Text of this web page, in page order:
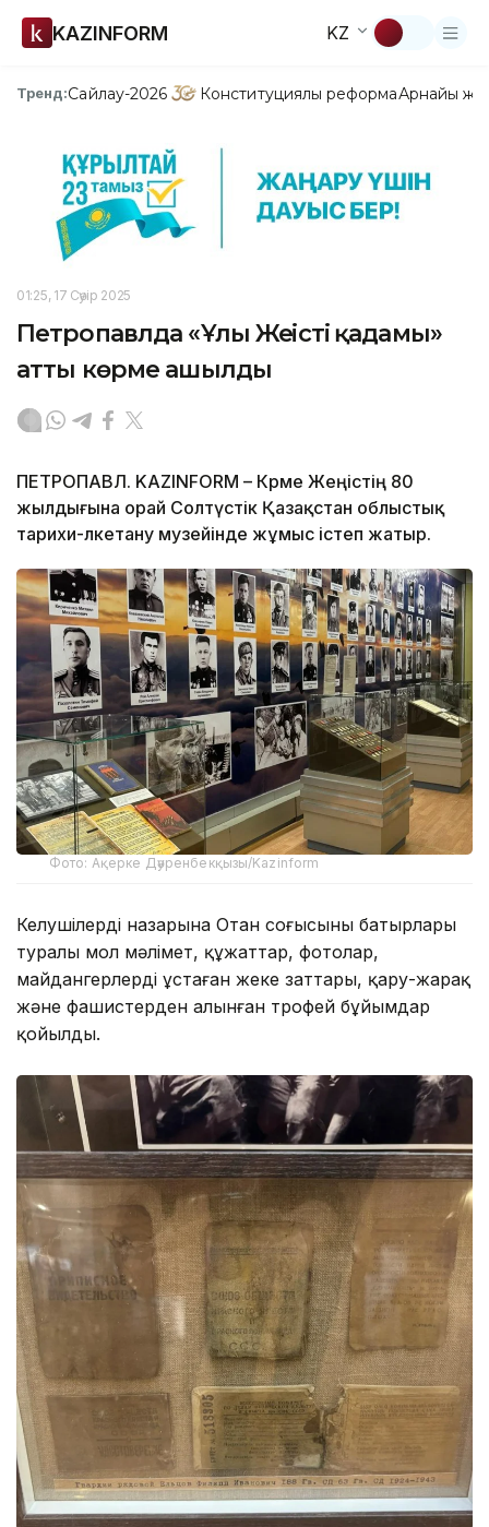
KAZINFORM KZ
Тренд:Сайлау-2026 Конституциялық реформаАрнайы
01:25, 17 Сәуір 2025
Петропавлда «Ұлы Жеңістің қадамы»
атты көрме ашылды
ПЕТРОПАВЛ. KAZINFORM – Көрме Жеңістің 80
жылдығына орай Солтүстік Қазақстан облыстық
тарихи-өлкетану музейінде жұмыс істеп жатыр.
Фото: Ақерке Дәуренбекқызы/Kazinform
Келушілердің назарына Отан соғысының батырлары
туралы мол мәлімет, құжаттар, фотолар,
майдангерлердің ұстаған жеке заттары, қару-жарақ
және фашистерден алынған трофей бұйымдар
қойылды.